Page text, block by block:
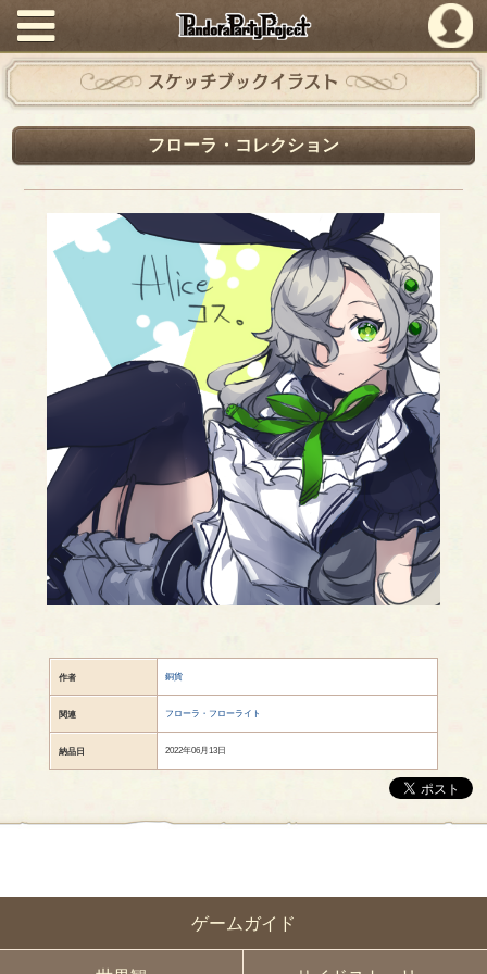
PandoraPartyProject
ゲームガイド
スケッチブックイラスト
フローラ・コレクション
作者 銅貨
関連 フローラ・フローライト
納品日 2022年06月13日